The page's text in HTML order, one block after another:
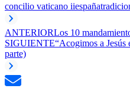
concilio vaticano iiespaña
ANTERIORLos 10
SIGUIENTE“Acogimos a Jesús
parte)